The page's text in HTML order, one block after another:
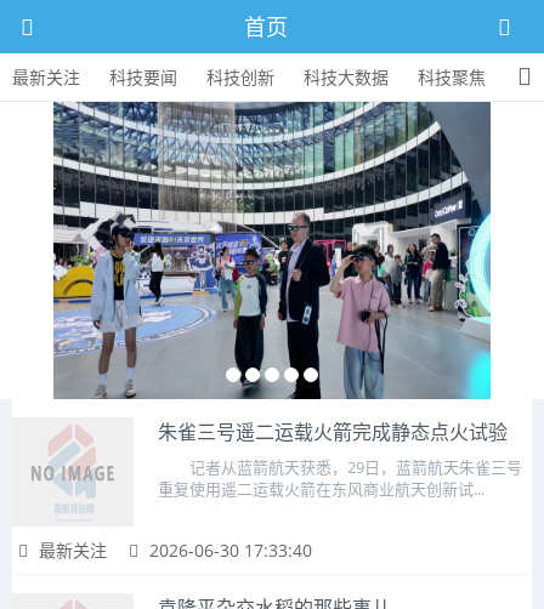
首页
最新关注 科技要闻 科技创新 科技大数据
科技聚焦
技术领域
图文播报 联系我们
朱雀三号遥二运载火箭完成静态点火试验
记者从蓝箭航天获悉，29日，蓝箭航天朱雀三号
重复使用遥二运载火箭在东风商业航天创新试...
最新关注 2026-06-30 17:33:40